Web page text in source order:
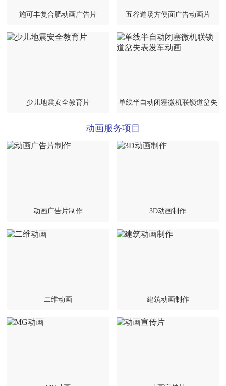
施可丰复合肥动画广告片 五谷道场方便面广告动画片
少儿地震安全教育片 单线半自动闭塞微机联锁道岔失
动画服务项目
动画广告片制作 3D动画制作
二维动画 建筑动画制作